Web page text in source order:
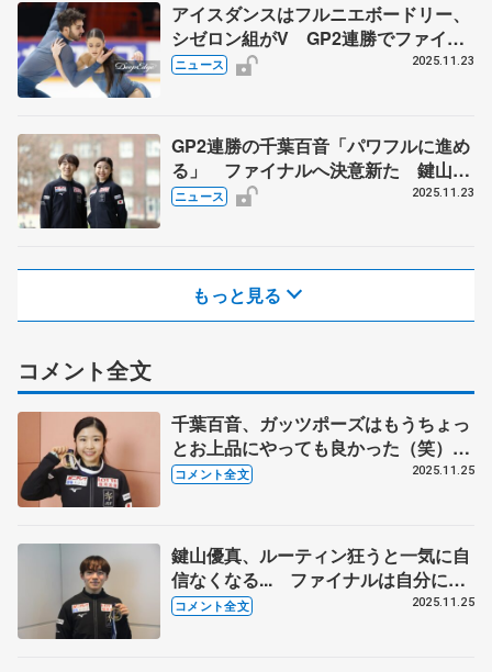
アイスダンスはフルニエボードリー、
シゼロン組がV GP2連勝でファイナ
ル進出 最終第6戦フィンランディア
ニュース 2025.11.23
GP2連勝の千葉百音「パワフルに進め
る」 ファイナルへ決意新た 鍵山優
真は反省 松生理乃「全日本でもいい
ニュース 2025.11.23
もっと見る
コメント全文
千葉百音、ガッツポーズはもうちょっ
とお上品にやっても良かった（笑）
本当に出すべきファイナルと全日本で
コメント全文 2025.11.25
鍵山優真、ルーティン狂うと一気に自
信なくなる... ファイナルは自分に集
中して、自分のためにやる 【GP第6
コメント全文 2025.11.25